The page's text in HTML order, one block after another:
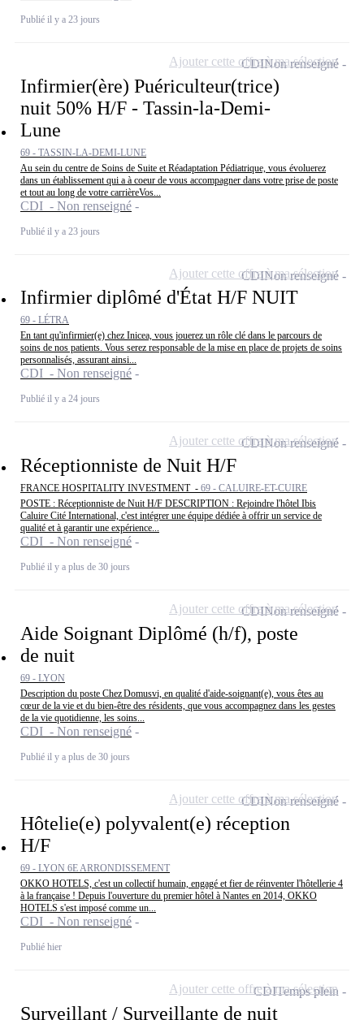
Publié il y a 23 jours
Infirmier(ère) Puériculteur(trice)
nuit 50% H/F - Tassin-la-Demi-
Lune
69 - TASSIN-LA-DEMI-LUNE
Au sein du centre de Soins de Suite et Réadaptation Pédiatrique, vous évoluerez
dans un établissement qui a à coeur de vous accompagner dans votre prise de poste
et tout au long de votre carrièreVos...
CDI - Non renseigné
Publié il y a 23 jours
CDINon renseigné
Ajouter cette offre à ma sélection
Infirmier diplômé d'État H/F NUIT
69 - LÉTRA
En tant qu'infirmier(e) chez Inicea, vous jouerez un rôle clé dans le parcours de
soins de nos patients. Vous serez responsable de la mise en place de projets de soins
personnalisés, assurant ainsi...
CDI - Non renseigné
Publié il y a 24 jours
CDINon renseigné
Ajouter cette offre à ma sélection
Réceptionniste de Nuit H/F
FRANCE HOSPITALITY INVESTMENT - 69 - CALUIRE-ET-CUIRE
POSTE : Réceptionniste de Nuit H/F DESCRIPTION : Rejoindre l'hôtel Ibis
Caluire Cité International, c'est intégrer une équipe dédiée à offrir un service de
qualité et à garantir une expérience...
CDI - Non renseigné
Publié il y a plus de 30 jours
CDINon renseigné
Ajouter cette offre à ma sélection
Aide Soignant Diplômé (h/f), poste
de nuit
69 - LYON
Description du poste Chez Domusvi, en qualité d'aide-soignant(e), vous êtes au
cœur de la vie et du bien-être des résidents, que vous accompagnez dans les gestes
de la vie quotidienne, les soins...
CDI - Non renseigné
Publié il y a plus de 30 jours
CDINon renseigné
Ajouter cette offre à ma sélection
Hôtelie(e) polyvalent(e) réception
H/F
69 - LYON 6E ARRONDISSEMENT
OKKO HOTELS, c'est un collectif humain, engagé et fier de réinventer l'hôtellerie 4
à la française ! Depuis l'ouverture du premier hôtel à Nantes en 2014, OKKO
HOTELS s'est imposé comme un...
CDI - Non renseigné
Publié hier
CDINon renseigné
Ajouter cette offre à ma sélection
Surveillant / Surveillante de nuit
CDITemps plein
Ajouter cette offre à ma sélection